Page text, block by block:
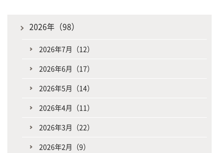
2026年（98）
2026年7月（12）
2026年6月（17）
2026年5月（14）
2026年4月（11）
2026年3月（22）
2026年2月（9）